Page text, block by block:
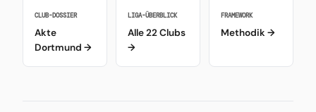
CLUB-DOSSIER
Akte
Dortmund →
LIGA-ÜBERBLICK
Alle 22 Clubs
→
FRAMEWORK
Methodik →